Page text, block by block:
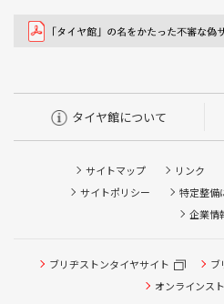
タイヤ館について
サイトマップ リンク
サイトポリシー
特定整備
企業情
ブリヂストンタイヤサイト
ブ
オンラインス